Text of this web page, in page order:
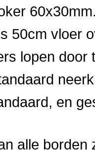
50cm vloer
lopen door
en
alle